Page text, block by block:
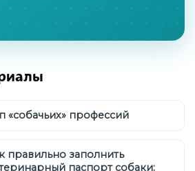
«собачьих» профессий
правильно заполнить
паспорт собаки: